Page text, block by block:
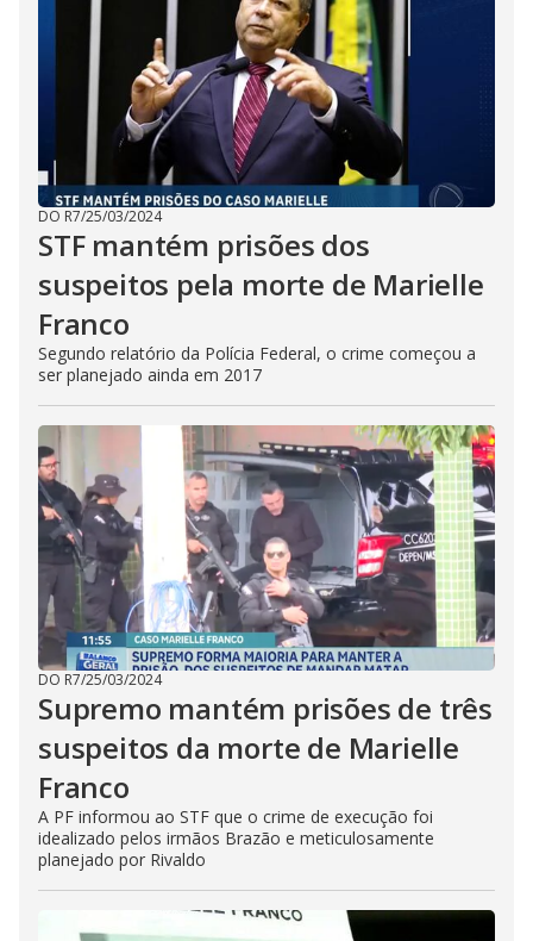
DO R7/25/03/2024
STF mantém prisões dos
suspeitos pela morte de Marielle
Franco
Segundo relatório da Polícia Federal, o crime começou a
ser planejado ainda em 2017
DO R7/25/03/2024
Supremo mantém prisões de três
suspeitos da morte de Marielle
Franco
A PF informou ao STF que o crime de execução foi
idealizado pelos irmãos Brazão e meticulosamente
planejado por Rivaldo